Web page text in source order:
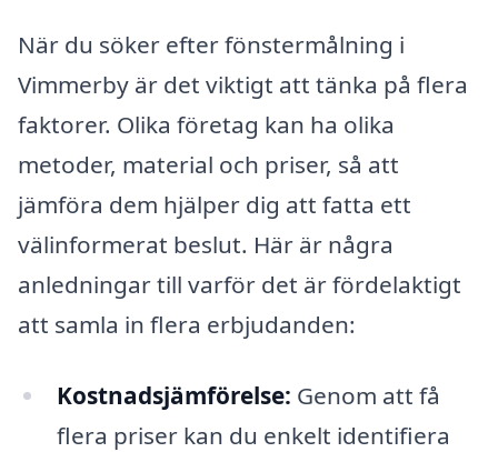
När du söker efter fönstermålning i
Vimmerby är det viktigt att tänka på flera
faktorer. Olika företag kan ha olika
metoder, material och priser, så att
jämföra dem hjälper dig att fatta ett
välinformerat beslut. Här är några
anledningar till varför det är fördelaktigt
att samla in flera erbjudanden:
Kostnadsjämförelse: Genom att få
flera priser kan du enkelt identifiera